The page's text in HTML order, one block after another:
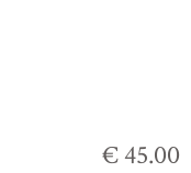
€ 45.00